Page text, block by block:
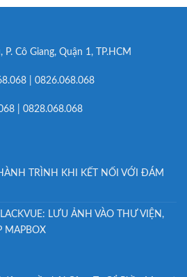
Cô Giang, Quận 1, TP.HCM
| 0826.068.068
| 0828.068.068
TRÌNH KHI KẾT NỐI VỚI ĐÁM
LƯU ẢNH VÀO THƯ VIỆN,
MAPBOX